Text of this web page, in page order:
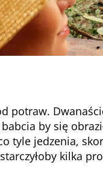
potraw.
babcia by się
tyle jedzenia,
kilka